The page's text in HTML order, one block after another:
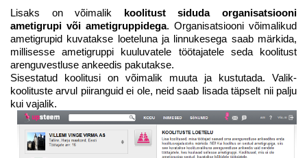
Lisaks on võimalik
koolitust siduda organisatsiooni
ametigrupi või ametigruppidega. Organisatsiooni võimalikud
ametigrupid kuvatakse loeteluna ja linnukesega saab märkida,
millisesse ametigruppi kuuluvatele töötajatele seda koolitust
arenguvestluse ankeedis pakutakse.
Sisestatud koolitusi on võimalik muuta ja kustutada. Valik-
koolituste arvul piiranguid ei ole, neid saab lisada täpselt nii palju
kui vajalik.